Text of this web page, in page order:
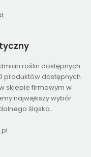
roślin dostępnych
produktów dostępnych
sklepie firmowym w
największy wybór
śląska.